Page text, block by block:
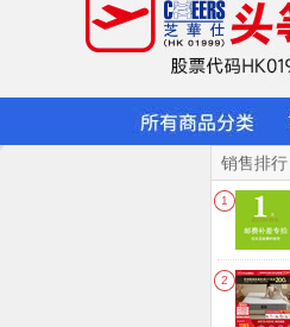
销售排行
1
2